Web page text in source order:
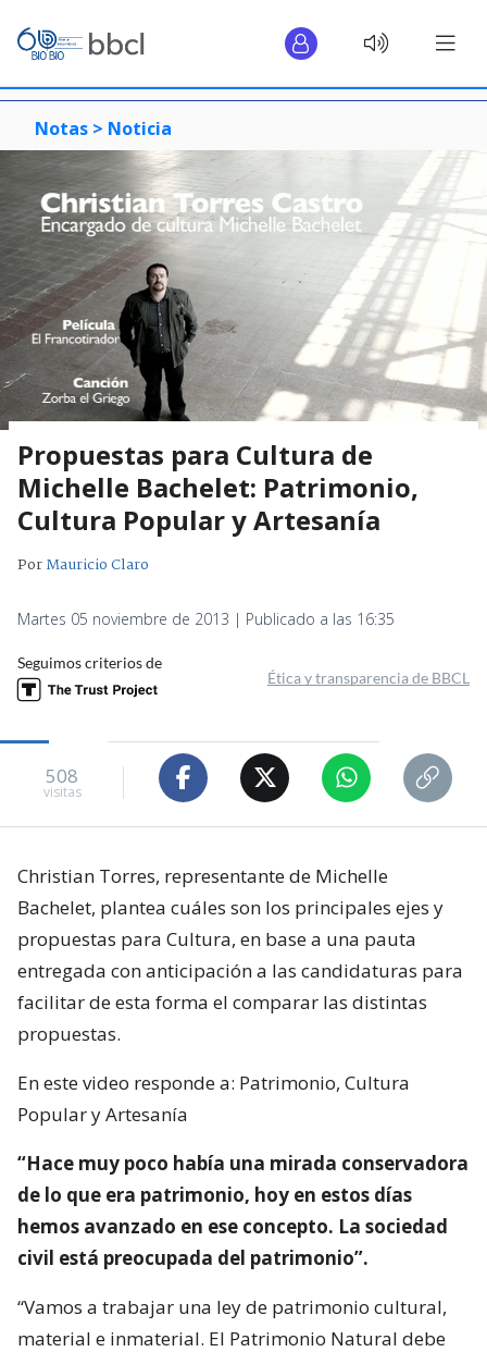
Notas > Noticia
Propuestas para Cultura de
Michelle Bachelet: Patrimonio,
Cultura Popular y Artesanía
PorMauricio Claro
Martes 05 noviembre de 2013 | Publicado a las 16:35
Seguimos criterios de
Ética y transparencia de BBCL
508
visitas
Christian Torres, representante de Michelle
Bachelet, plantea cuáles son los principales ejes y
propuestas para Cultura, en base a una pauta
entregada con anticipación a las candidaturas para
facilitar de esta forma el comparar las distintas
propuestas.
En este video responde a: Patrimonio, Cultura
Popular y Artesanía
“Hace muy poco había una mirada conservadora
de lo que era patrimonio, hoy en estos días
hemos avanzado en ese concepto. La sociedad
civil está preocupada del patrimonio”.
“Vamos a trabajar una ley de patrimonio cultural,
material e inmaterial. El Patrimonio Natural debe